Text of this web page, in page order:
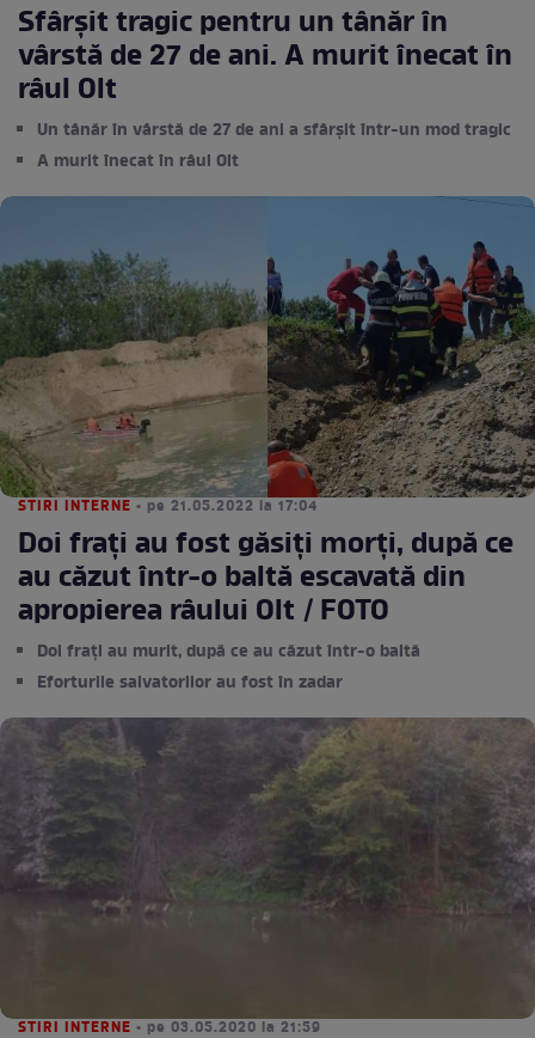
Sfârșit tragic pentru un tânăr în
vârstă de 27 de ani. A murit înecat în
râul Olt
Un tânăr în vârstă de 27 de ani a sfârșit într-un mod tragic
A murit înecat în râul Olt
STIRI INTERNE • pe 21.05.2022 la 17:04
Doi frați au fost găsiți morți, după ce
au căzut într-o baltă escavată din
apropierea râului Olt / FOTO
Doi frați au murit, după ce au căzut într-o baltă
Eforturile salvatorilor au fost în zadar
STIRI INTERNE • pe 03.05.2020 la 21:59